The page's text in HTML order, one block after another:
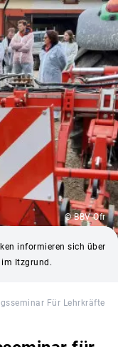
© BBV Ofr
informieren sich über
Itzgrund.
Für Lehrkräfte In